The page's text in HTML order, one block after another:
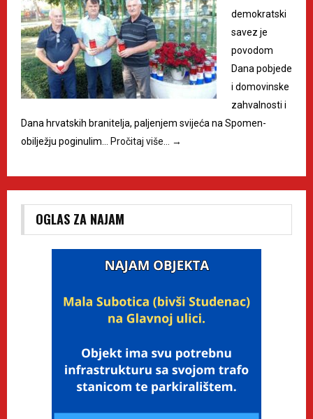
demokratski
savez je
povodom
Dana pobjede
i domovinske
zahvalnosti i
Dana hrvatskih branitelja, paljenjem svijeća na Spomen-
obilježju poginulim…
Pročitaj više… →
OGLAS ZA NAJAM